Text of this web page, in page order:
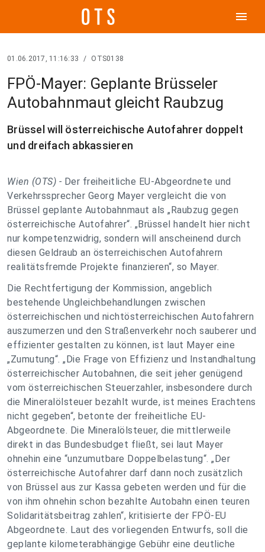
menu
01.06.2017, 11:16:33 / OTS0138
FPÖ-Mayer: Geplante Brüsseler
Autobahnmaut gleicht Raubzug
Brüssel will österreichische Autofahrer doppelt
und dreifach abkassieren
Wien (OTS) - Der freiheitliche EU-Abgeordnete und
Verkehrssprecher Georg Mayer vergleicht die von
Brüssel geplante Autobahnmaut als „Raubzug gegen
österreichische Autofahrer“. „Brüssel handelt hier nicht
nur kompetenzwidrig, sondern will anscheinend durch
diesen Geldraub an österreichischen Autofahrern
realitätsfremde Projekte finanzieren“, so Mayer.
Die Rechtfertigung der Kommission, angeblich
bestehende Ungleichbehandlungen zwischen
österreichischen und nichtösterreichischen Autofahrern
auszumerzen und den Straßenverkehr noch sauberer und
effizienter gestalten zu können, ist laut Mayer eine
„Zumutung“. „Die Frage von Effizienz und Instandhaltung
österreichischer Autobahnen, die seit jeher genügend
vom österreichischen Steuerzahler, insbesondere durch
die Mineralölsteuer bezahlt wurde, ist meines Erachtens
nicht gegeben“, betonte der freiheitliche EU-
Abgeordnete. Die Mineralölsteuer, die mittlerweile
direkt in das Bundesbudget fließt, sei laut Mayer
ohnehin eine “unzumutbare Doppelbelastung“. „Der
österreichische Autofahrer darf dann noch zusätzlich
von Brüssel aus zur Kassa gebeten werden und für die
von ihm ohnehin schon bezahlte Autobahn einen teuren
Solidaritätsbeitrag zahlen“, kritisierte der FPÖ-EU
Abgeordnete. Laut des vorliegenden Entwurfs, soll die
geplante kilometerabhängige Gebühr eine deutliche